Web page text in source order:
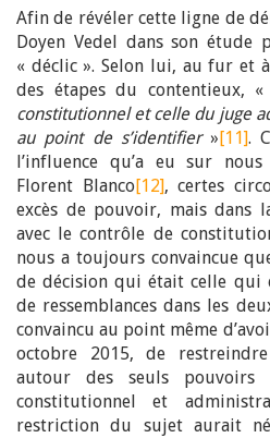
Afin de révéler cette ligne de
Doyen Vedel dans son
« déclic ». Selon lui, au fur et
des étapes du contentieux, «
constitutionnel et celle du juge
au point de s’identifier»[11].
l’influence qu’a eu sur
Florent Blanco[12], certes
excès de pouvoir, mais dans
avec le contrôle de
nous a toujours convaincue
de décision qui était celle qui
de ressemblances dans les
convaincu au point même
octobre 2015, de
autour des seuls pouvoirs
constitutionnel et
restriction du sujet aurait